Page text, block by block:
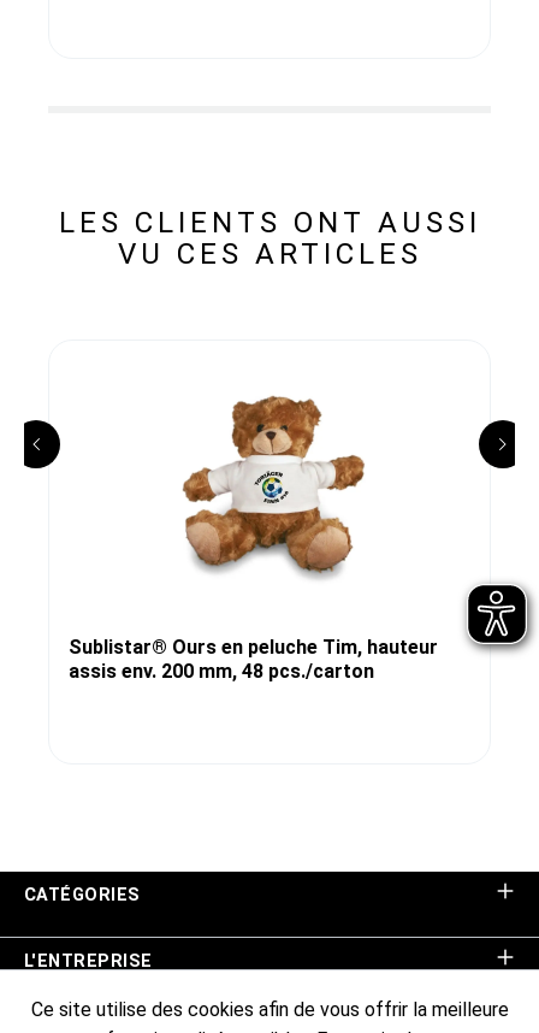
LES CLIENTS ONT AUSSI
VU CES ARTICLES
Sublistar® Ours en peluche Tim, hauteur
assis env. 200 mm, 48 pcs./carton
CATÉGORIES
L'ENTREPRISE
ASSISTANCE BOUTIQUE
Ce site utilise des cookies afin de vous offrir la meilleure